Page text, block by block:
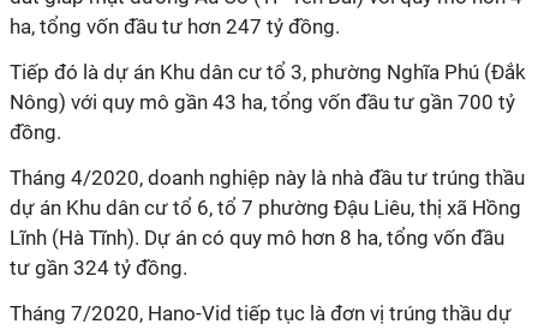
ha, tổng vốn đầu tư hơn 247 tỷ đồng.
Tiếp đó là dự án Khu dân cư tổ 3, phường Nghĩa Phú (Đắk
Nông) với quy mô gần 43 ha, tổng vốn đầu tư gần 700 tỷ
đồng.
Tháng 4/2020, doanh nghiệp này là nhà đầu tư trúng thầu
dự án Khu dân cư tổ 6, tổ 7 phường Đậu Liêu, thị xã Hồng
Lĩnh (Hà Tĩnh). Dự án có quy mô hơn 8 ha, tổng vốn đầu
tư gần 324 tỷ đồng.
Tháng 7/2020, Hano-Vid tiếp tục là đơn vị trúng thầu dự